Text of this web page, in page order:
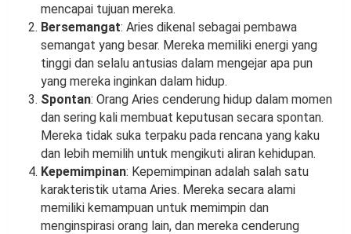
mencapai tujuan mereka.
Bersemangat: Aries dikenal sebagai pembawa
semangat yang besar. Mereka memiliki energi yang
tinggi dan selalu antusias dalam mengejar apa pun
yang mereka inginkan dalam hidup.
Spontan: Orang Aries cenderung hidup dalam momen
dan sering kali membuat keputusan secara spontan.
Mereka tidak suka terpaku pada rencana yang kaku
dan lebih memilih untuk mengikuti aliran kehidupan.
Kepemimpinan: Kepemimpinan adalah salah satu
karakteristik utama Aries. Mereka secara alami
memiliki kemampuan untuk memimpin dan
menginspirasi orang lain, dan mereka cenderung